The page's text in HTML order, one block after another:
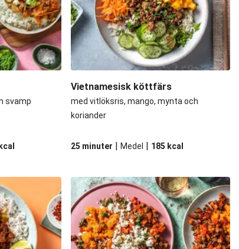
svamp
kcal
Vietnamesisk köttfärs
med vitlöksris, mango, mynta och
koriander
25 minuter | Medel | 185 kcal